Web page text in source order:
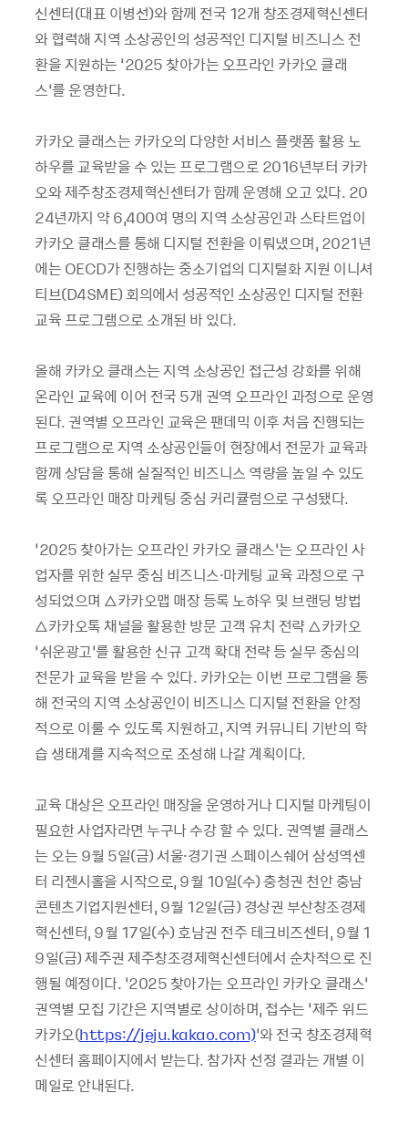
신센터(대표 이병선)와 함께 전국 12개 창조경제혁신센터
와 협력해 지역 소상공인의 성공적인 디지털 비즈니스 전
환을 지원하는 ‘2025 찾아가는 오프라인 카카오 클래
스’를 운영한다.
카카오 클래스는 카카오의 다양한 서비스 플랫폼 활용 노
하우를 교육받을 수 있는 프로그램으로 2016년부터 카카
오와 제주창조경제혁신센터가 함께 운영해 오고 있다. 20
24년까지 약 6,400여 명의 지역 소상공인과 스타트업이
카카오 클래스를 통해 디지털 전환을 이뤄냈으며, 2021년
에는 OECD가 진행하는 중소기업의 디지털화 지원 이니셔
티브(D4SME) 회의에서 성공적인 소상공인 디지털 전환
교육 프로그램으로 소개된 바 있다.
올해 카카오 클래스는 지역 소상공인 접근성 강화를 위해
온라인 교육에 이어 전국 5개 권역 오프라인 과정으로 운영
된다. 권역별 오프라인 교육은 팬데믹 이후 처음 진행되는
프로그램으로 지역 소상공인들이 현장에서 전문가 교육과
함께 상담을 통해 실질적인 비즈니스 역량을 높일 수 있도
록 오프라인 매장 마케팅 중심 커리큘럼으로 구성됐다.
‘2025 찾아가는 오프라인 카카오 클래스’는 오프라인 사
업자를 위한 실무 중심 비즈니스·마케팅 교육 과정으로 구
성되었으며 △카카오맵 매장 등록 노하우 및 브랜딩 방법
△카카오톡 채널을 활용한 방문 고객 유치 전략 △카카오
‘쉬운광고’를 활용한 신규 고객 확대 전략 등 실무 중심의
전문가 교육을 받을 수 있다. 카카오는 이번 프로그램을 통
해 전국의 지역 소상공인이 비즈니스 디지털 전환을 안정
적으로 이룰 수 있도록 지원하고, 지역 커뮤니티 기반의 학
습 생태계를 지속적으로 조성해 나갈 계획이다.
교육 대상은 오프라인 매장을 운영하거나 디지털 마케팅이
필요한 사업자라면 누구나 수강 할 수 있다. 권역별 클래스
는 오는 9월 5일(금) 서울·경기권 스페이스쉐어 삼성역센
터 리젠시홀을 시작으로, 9월 10일(수) 충청권 천안 충남
콘텐츠기업지원센터, 9월 12일(금) 경상권 부산창조경제
혁신센터, 9월 17일(수) 호남권 전주 테크비즈센터, 9월 1
9일(금) 제주권 제주창조경제혁신센터에서 순차적으로 진
행될 예정이다. ‘2025 찾아가는 오프라인 카카오 클래스’
권역별 모집 기간은 지역별로 상이하며, 접수는 ‘제주 위드
카카오(https://jeju.kakao.com)’와 전국 창조경제혁
신센터 홈페이지에서 받는다. 참가자 선정 결과는 개별 이
메일로 안내된다.